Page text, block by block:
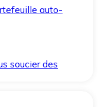
auto-
soucier des